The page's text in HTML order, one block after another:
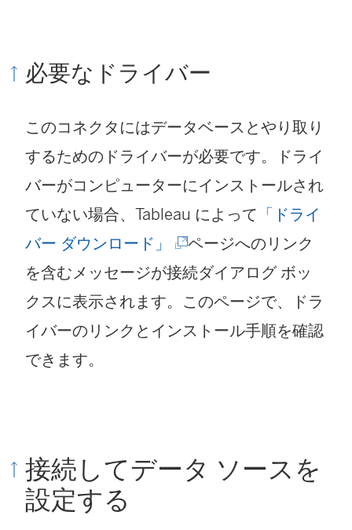
必要なドライバー
このコネクタにはデータベースとやり取り
するためのドライバーが必要です。ドライ
バーがコンピューターにインストールされ
ていない場合、Tableau によって 「ドライ
バー ダウンロード」
(
新
し
い
ウ
ページへのリンク
を含むメッセージが接続ダイアログ ボッ
クスに表示されます。このページで、ドラ
イバーのリンクとインストール手順を確認
できます。
接続してデータ ソースを
設定する